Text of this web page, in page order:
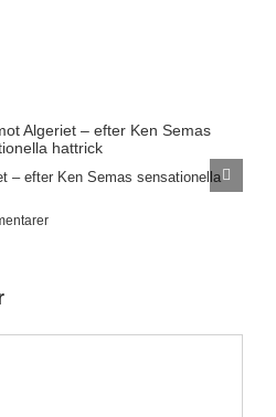
– efter Ken Semas sensationella